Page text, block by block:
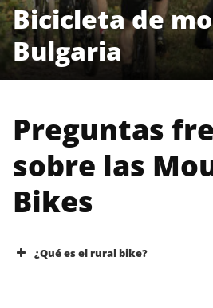
Bicicleta de
Bulgaria
Preguntas
sobre las
Bikes
¿Qué es el rural bike?